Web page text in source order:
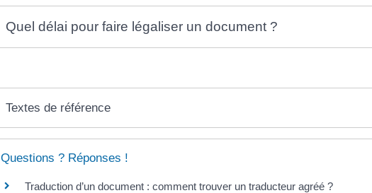
Quel délai pour faire légaliser un document ?
Textes de référence
Questions ? Réponses !
Traduction d’un document : comment trouver un traducteur agréé ?